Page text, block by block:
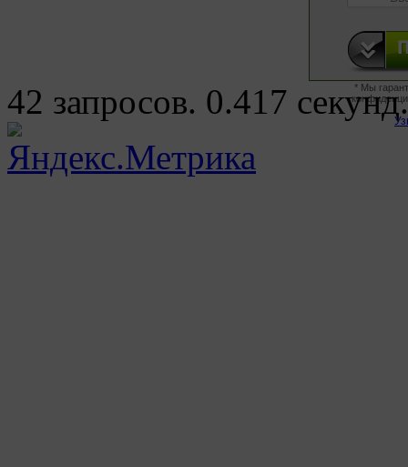
* Мы
42 запросов. 0.417 секунд.